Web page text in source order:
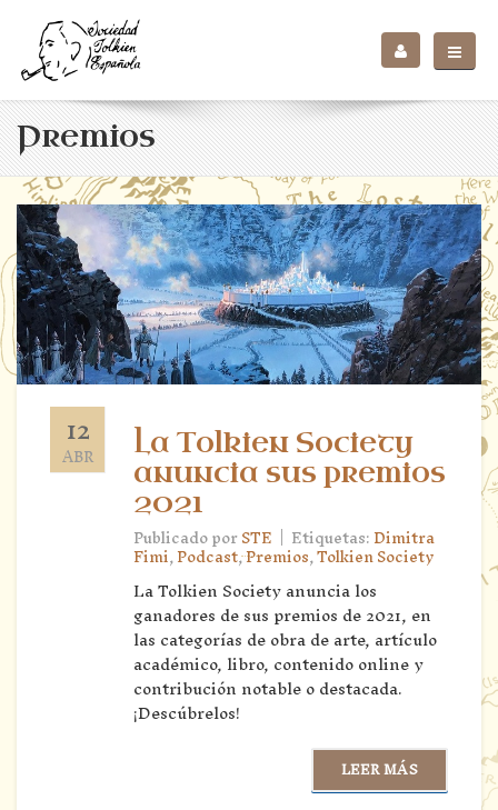
Premios
12
ABR
La Tolkien Society
anuncia sus premios
2021
Publicado porSTE | Etiquetas:Dimitra
Fimi,Podcast,Premios,Tolkien Society
La Tolkien Society anuncia los
ganadores de sus premios de 2021, en
las categorías de obra de arte, artículo
académico, libro, contenido online y
contribución notable o destacada.
¡Descúbrelos!
LEER MÁS